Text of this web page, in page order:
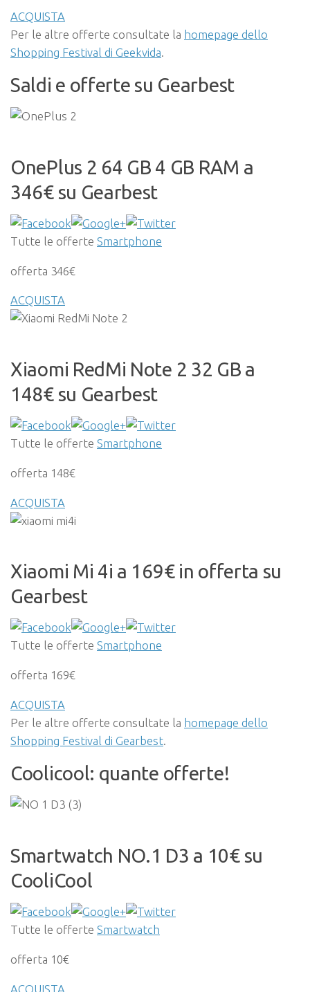
ACQUISTA
Per le altre offerte consultate la homepage dello
Shopping Festival di Geekvida
Saldi e offerte su Gearbest
OnePlus 2 64 GB 4 GB RAM a
346€ su Gearbest
Tutte le offerte Smartphone
offerta 346€
ACQUISTA
Xiaomi RedMi Note 2 32 GB a
148€ su Gearbest
Tutte le offerte Smartphone
offerta 148€
ACQUISTA
Xiaomi Mi 4i a 169€ in offerta su
Gearbest
Tutte le offerte Smartphone
offerta 169€
ACQUISTA
Per le altre offerte consultate la homepage dello
Shopping Festival di Gearbest
Coolicool: quante offerte!
Smartwatch NO.1 D3 a 10€ su
CooliCool
Tutte le offerte Smartwatch
offerta 10€
ACQUISTA